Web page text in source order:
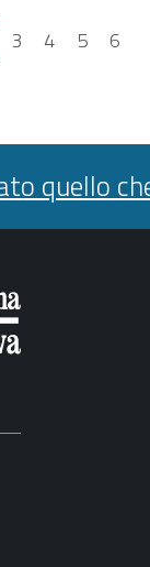
3 4 5
6
quello